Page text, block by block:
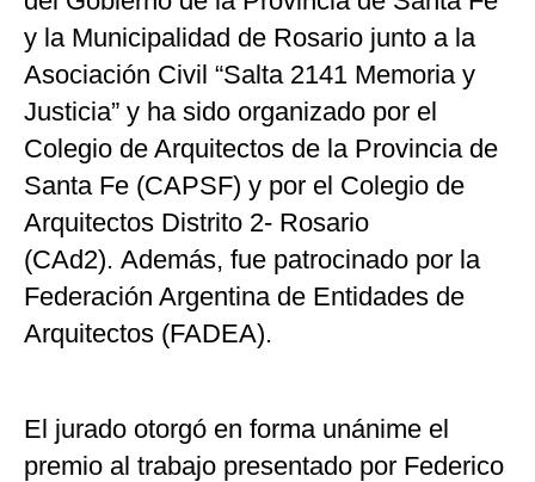
y la Municipalidad de Rosario junto a la
Asociación Civil “Salta 2141 Memoria y
Justicia” y ha sido organizado por el
Colegio de Arquitectos de la Provincia de
Santa Fe (CAPSF) y por el Colegio de
Arquitectos Distrito 2- Rosario
(CAd2). Además, fue patrocinado por la
Federación Argentina de Entidades de
Arquitectos (FADEA).
El jurado otorgó en forma unánime el
premio al trabajo presentado por Federico